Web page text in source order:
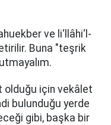
ve li‘llâhi‘l-
Buna "teşrik
olduğu için vekâlet
bulunduğu yerde
gibi, başka bir